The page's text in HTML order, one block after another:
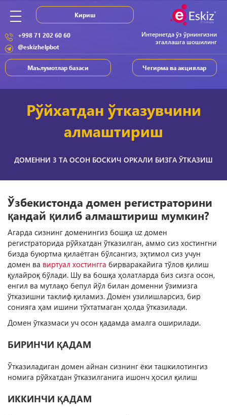
Интернетда ўз ўрнингизни
эгаллашга шошилинг
+998 71 202 60 60
@eskizhelpbot
Чегирма ва акциялар
Маълумотлар базаси
Кириш
Рўйхатдан ўтказувчини
алмаштириш
ДОМЕННИ 3 ТА ОСОН БОСКИЧ ОРКАЛИ БИЗГА ЎТКАЗИШ
Ўзбекистонда домен регистраторини
қандай қилиб алмаштириш мумкин?
Агарда сизнинг доменингиз бошқа uz домен
регистраторида рўйхатдан ўтказилган, аммо сиз хостингни
бизда буюртма қилаётган бўлсангиз, эҳтимол сиз учун
домен ва виртуал хостингга бирваракайига тўлов қилиш
қулайроқ бўлади. Шу ва бошқа ҳолатларда биз сизга осон,
енгил ва мутлақо бепул йўл билан доменни ўзимизга
ўтказишни таклиф қиламиз. Домен узилишларсиз, бир
сонияга ҳам ишини тўхтатмаган ҳолда ўтказилади.
Домен ўтказмаси уч осон қадамда амалга оширилади.
БИРИНЧИ ҚАДАМ
Ўтказиладиган домен айнан сизнинг ёки ташкилотингиз
номига рўйхатдан ўтказилганига ишонч ҳосил қилиш
ИККИНЧИ ҚАДАМ